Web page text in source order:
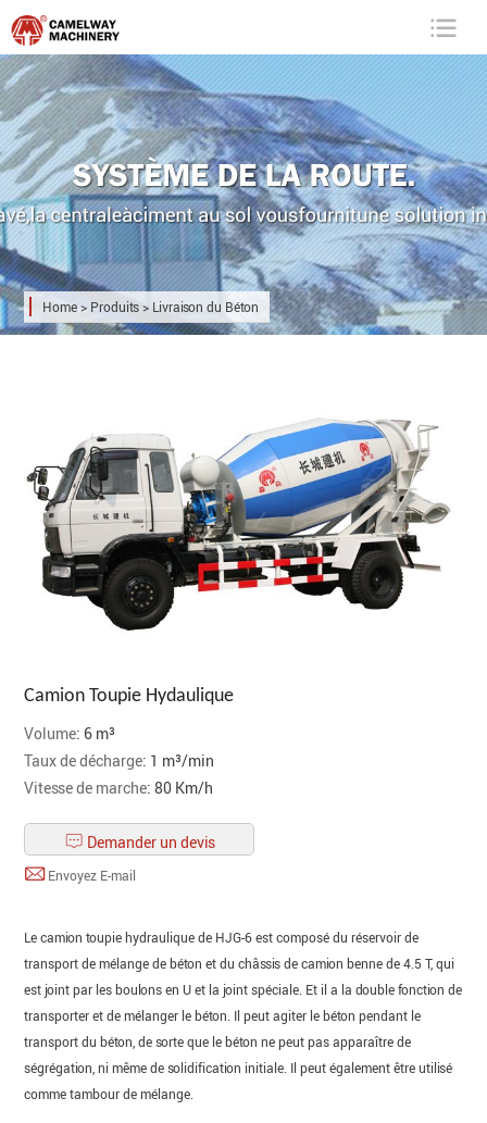
Machinery
Home> Produits> Livraison du Béton
Camion Toupie Hydaulique
Volume: 6 m³
Taux de décharge: 1 m³/min
Vitesse de marche: 80 Km/h
Demander un devis
Envoyez E-mail
Le camion toupie hydraulique de HJG-6 est composé du réservoir de
transport de mélange de béton et du châssis de camion benne de 4.5 T, qui
est joint par les boulons en U et la joint spéciale. Et il a la double fonction de
transporter et de mélanger le béton. Il peut agiter le béton pendant le
transport du béton, de sorte que le béton ne peut pas apparaître de
ségrégation, ni même de solidification initiale. Il peut également être utilisé
comme tambour de mélange.